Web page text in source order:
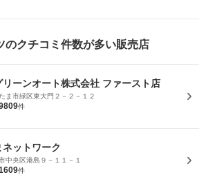
のクチコミ件数が多い販売店
リーンオート株式会社 ファースト店
ま市緑区東大門２－２－１２
件
ネットワーク
中央区港島９－１１－１
件